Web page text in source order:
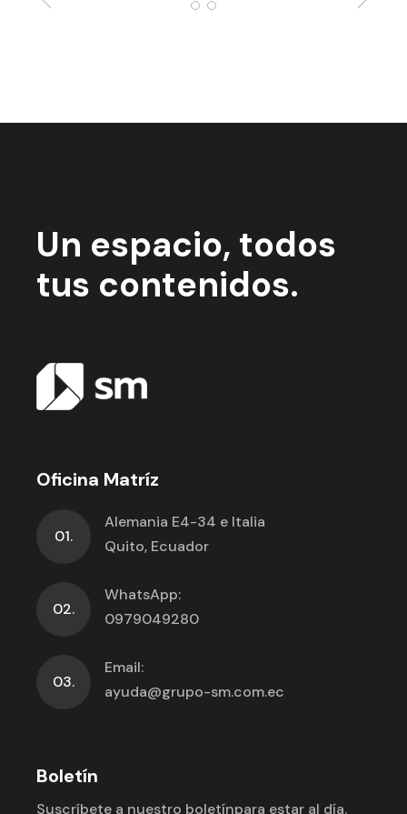
Un espacio, todos
tus contenidos.
Oficina Matríz
01.
Alemania E4-34 e Italia
Quito, Ecuador
02.
WhatsApp:
0979049280
03.
Email:
ayuda@grupo-sm.com.ec
Boletín
Suscríbete a nuestro boletínpara estar al día.